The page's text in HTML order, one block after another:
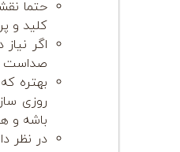
حتما
کلید و
اگر
صداست
بهتره
روزی
باشه و